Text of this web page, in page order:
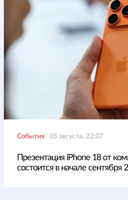
События 05 августа, 22:07
Презентация iPhone 18 от
состоится в начале сентября